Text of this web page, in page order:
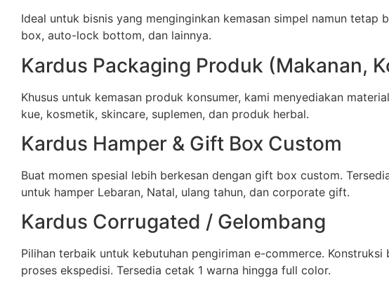
Ideal untuk bisnis yang menginginkan kemasan simpel namun
box, auto-lock bottom, dan lainnya.
Kardus Packaging Produk (Makanan,
Khusus untuk kemasan produk konsumer, kami menyediakan
kue, kosmetik, skincare, suplemen, dan produk herbal.
Kardus Hamper & Gift Box Custom
Buat momen spesial lebih berkesan dengan gift box custom.
untuk hamper Lebaran, Natal, ulang tahun, dan corporate gift.
Kardus Corrugated / Gelombang
Pilihan terbaik untuk kebutuhan pengiriman e-commerce.
proses ekspedisi. Tersedia cetak 1 warna hingga full color.